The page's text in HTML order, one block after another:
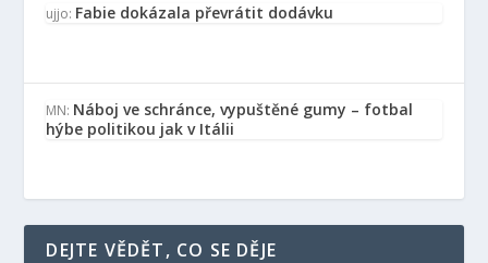
ujjo: Fabie dokázala převrátit dodávku
MN: Náboj ve schránce, vypuštěné gumy – fotbal
hýbe politikou jak v Itálii
DEJTE VĚDĚT, CO SE DĚJE